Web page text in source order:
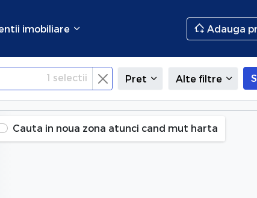
imobiliare Adauga
1 selectii Pret Alte filtre
Bucuresti
Cauta in noua zona atunci cand mut harta